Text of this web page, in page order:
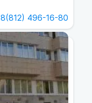
8(812) 496-16-80